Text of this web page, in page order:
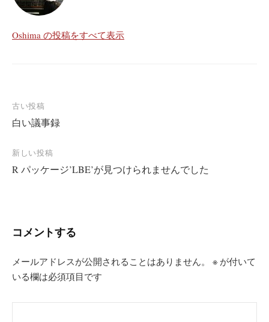
Oshima の投稿をすべて表示
投
稿
ナ
ビ
ョ
古い投稿
白い議事録
新しい投稿
R パッケージ’LBE’が見つけられませんでした
コメントする
メールアドレスが公開されることはありません。 ※ が付いて
いる欄は必須項目です